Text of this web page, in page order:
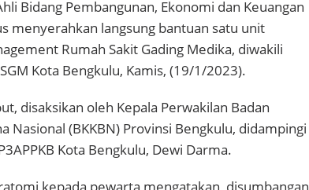
Bidang Pembangunan, Ekonomi dan Keuangan
menyerahkan langsung bantuan satu unit
Rumah Sakit Gading Medika, diwakili
Kota Bengkulu, Kamis, (19/1/2023).
disaksikan oleh Kepala Perwakilan Badan
Nasional (BKKBN) Provinsi Bengkulu, didampingi
Kota Bengkulu, Dewi Darma.